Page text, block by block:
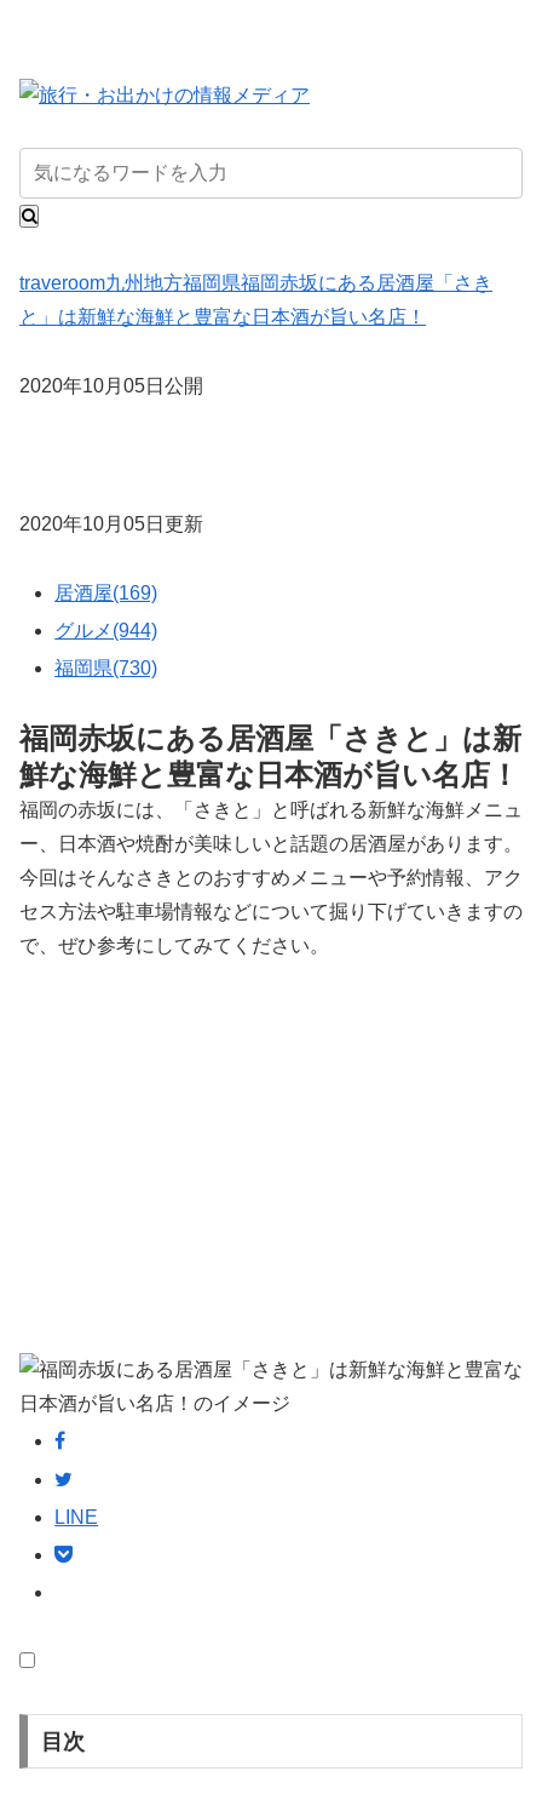
traveroom九州地方福岡県福岡赤坂にある居酒屋「さき
と」は新鮮な海鮮と豊富な日本酒が旨い名店！
2020年10月05日公開
2020年10月05日更新
居酒屋(169)
グルメ(944)
福岡県(730)
福岡赤坂にある居酒屋「さきと」は新
鮮な海鮮と豊富な日本酒が旨い名店！
福岡の赤坂には、「さきと」と呼ばれる新鮮な海鮮メニュ
ー、日本酒や焼酎が美味しいと話題の居酒屋があります。
今回はそんなさきとのおすすめメニューや予約情報、アク
セス方法や駐車場情報などについて掘り下げていきますの
で、ぜひ参考にしてみてください。
LINE
目次